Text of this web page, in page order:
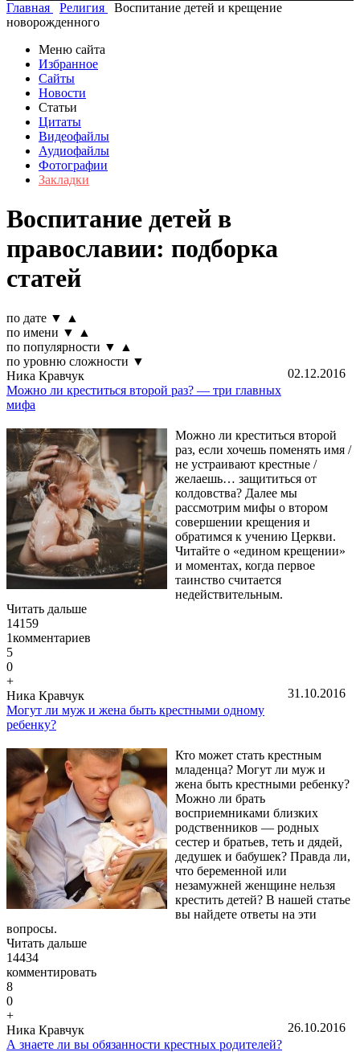
Главная
Религия
Воспитание детей и крещение
новорожденного
Меню сайта
Избранное
Сайты
Новости
Статьи
Цитаты
Видеофайлы
Аудиофайлы
Фотографии
Закладки
Воспитание детей в
православии: подборка
статей
по дате ▼
▲
по имени ▼
▲
по популярности ▼
▲
по уровню сложности ▼
02.12.2016
Ника Кравчук
Можно ли креститься второй раз? — три главных
мифа
Можно ли креститься второй
раз, если хочешь поменять имя /
не устраивают крестные /
желаешь… защититься от
колдовства? Далее мы
рассмотрим мифы о втором
совершении крещения и
обратимся к учению Церкви.
Читайте о «едином крещении»
и моментах, когда первое
таинство считается
недействительным.
Читать дальше
14159
1комментариев
5
0
+
31.10.2016
Ника Кравчук
Могут ли муж и жена быть крестными одному
ребенку?
Кто может стать крестным
младенца? Могут ли муж и
жена быть крестными ребенку?
Можно ли брать
восприемниками близких
родственников — родных
сестер и братьев, теть и дядей,
дедушек и бабушек? Правда ли,
что беременной или
незамужней женщине нельзя
крестить детей? В нашей статье
вы найдете ответы на эти
вопросы.
Читать дальше
14434
комментировать
8
0
+
26.10.2016
Ника Кравчук
А знаете ли вы обязанности крестных родителей?